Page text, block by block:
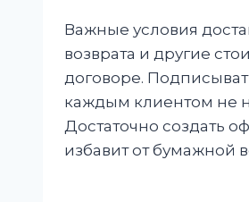
Важные условия
возврата и другие
договоре.
каждым клиентом не
Достаточно создать
избавит от бумажной